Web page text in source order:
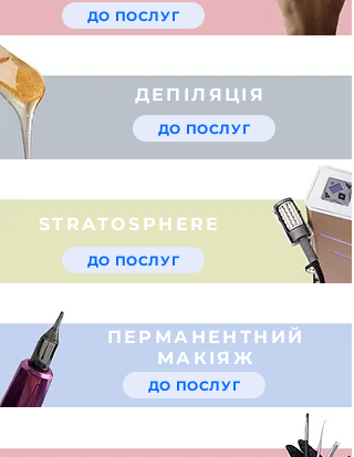
ДО ПОСЛУГ
ДЕПІЛЯЦІЯ
ДО ПОСЛУГ
STRATOSPHERE
ДО ПОСЛУГ
ПЕРМАНЕНТНИЙ
МАКІЯЖ
ДО ПОСЛУГ